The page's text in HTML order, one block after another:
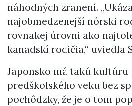
náhodných zranení.
najobmedzenejší nórski
rovnakej úrovni ako
kanadskí rodičia,“ uviedla
Japonsko má takú kultúru
predškolského veku bez
pochôdzky, že je o tom